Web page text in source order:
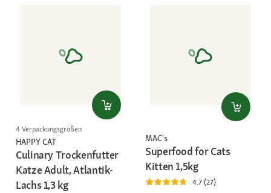
4 Verpackungsgrößen
HAPPY CAT
Culinary Trockenfutter
Katze Adult, Atlantik-
Lachs 1,3 kg
MAC's
Superfood for Cats
Kitten 1,5kg
4.7 (27)